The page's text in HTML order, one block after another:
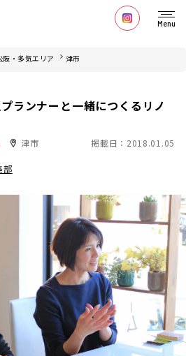
Menu
阪・多気エリア 津市
ランナーと一緒につくるリノ
津市 掲載日：2018.01.05
部